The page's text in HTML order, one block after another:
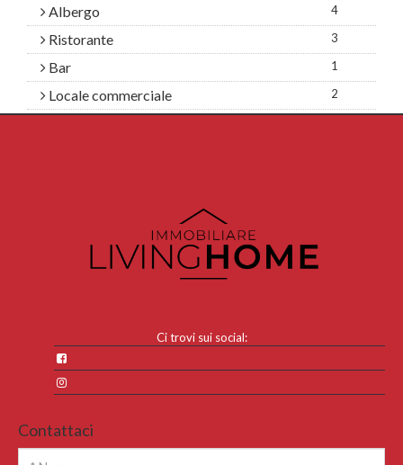
Albergo 4
Ristorante 3
Bar 1
Locale commerciale 2
Ci trovi sui social:
Contattaci